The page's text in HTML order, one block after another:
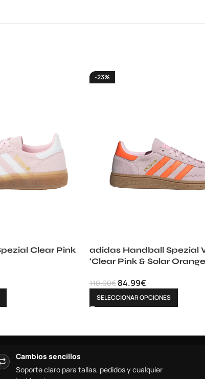
Clear Pink
-23%
adidas Handball Spezial
‘Clear Pink & Solar
110.00€ 84.99€
SELECCIONAR OPCIONES
Cambios sencillos
Soporte claro para tallas, pedidos y cualquier